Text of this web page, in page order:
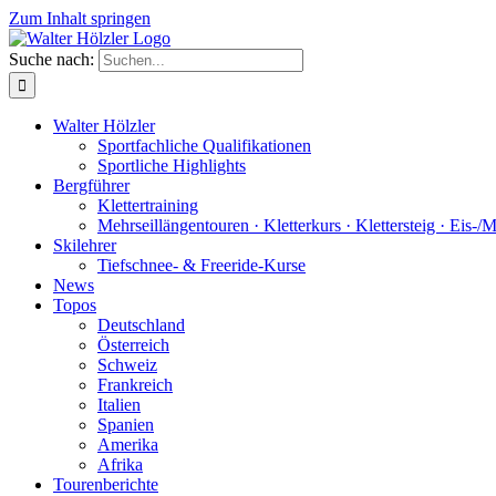
Zum Inhalt springen
Suche nach:
Walter Hölzler
Sportfachliche Qualifikationen
Sportliche Highlights
Bergführer
Klettertraining
Mehrseil­längen­touren · Kletterkurs · Klettersteig · Eis-/
Skilehrer
Tiefschnee- & Freeride-Kurse
News
Topos
Deutschland
Österreich
Schweiz
Frankreich
Italien
Spanien
Amerika
Afrika
Tourenberichte